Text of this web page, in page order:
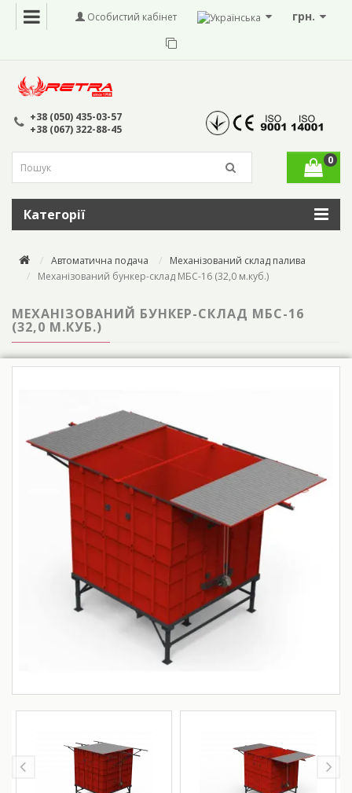
грн.
Особистий кабінет
+38 (050) 435-03-57
+38 (067) 322-88-45
0
Категорії
Автоматична подача
Механізований склад палива
Механізований бункер-склад МБС-16 (32,0 м.куб.)
МЕХАНІЗОВАНИЙ БУНКЕР-СКЛАД МБС-16
(32,0 М.КУБ.)